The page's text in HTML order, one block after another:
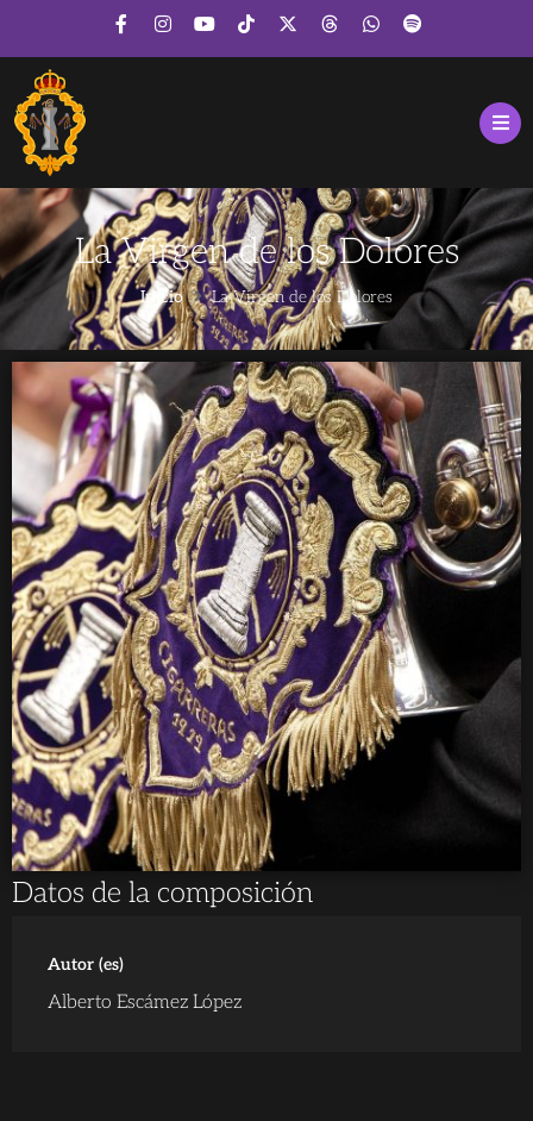
La Virgen de los Dolores
Inicio La Virgen de los Dolores
Datos de la composición
Autor (es)
Alberto Escámez López